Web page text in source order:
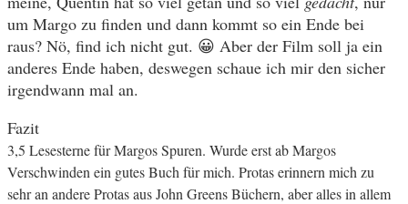
um Margo zu finden und dann kommt so ein Ende bei
raus? Nö, find ich nicht gut. 😀 Aber der Film soll ja ein
anderes Ende haben, deswegen schaue ich mir den sicher
irgendwann mal an.
Fazit
3,5 Lesesterne für Margos Spuren. Wurde erst ab Margos
Verschwinden ein gutes Buch für mich. Protas erinnern mich zu
sehr an andere Protas aus John Greens Büchern, aber alles in allem